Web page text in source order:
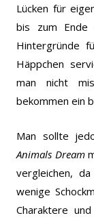
Lücken für
bis zum
Hintergründe
Häppchen
man nicht
bekommen ein
Man sollte
Animals Dream
vergleichen,
wenige
Charaktere